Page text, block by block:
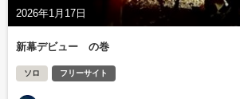
2026年1月17日
新幕デビュー の巻
ソロ フリーサイト